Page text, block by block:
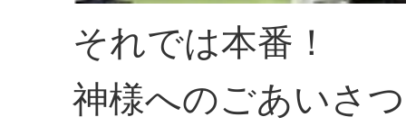
それでは本番！
神様へのごあいさ